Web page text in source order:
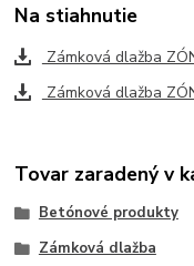
Na stiahnutie
Zámková dlažba
Zámková dlažba
Tovar zaradený v
Betónové produkty
Zámková dlažba